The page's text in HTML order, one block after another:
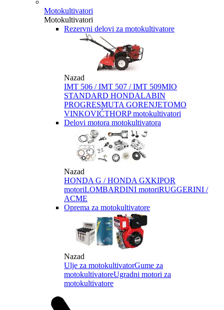
Motokultivatori
Motokultivatori
Rezervni delovi za motokultivatore
Nazad
IMT 506 / IMT 507 / IMT 509MIO
STANDARD HONDALABIN
PROGRESMUTA GORENJETOMO
VINKOVIĆTHORP motokultivatori
Delovi motora motokultivatora
Nazad
HONDA G / HONDA GXKIPOR
motoriLOMBARDINI motoriRUGGERINI /
ACME
Oprema za motokultivatore
Nazad
Ulje za motokultivatorGume za
motokultivatoreUgradni motori za
motokultivatore